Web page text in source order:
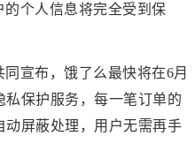
个人信息将完全受到保
宣布，饿了么最快将在6月
保护服务，每一笔订单的
动屏蔽处理，用户无需再手